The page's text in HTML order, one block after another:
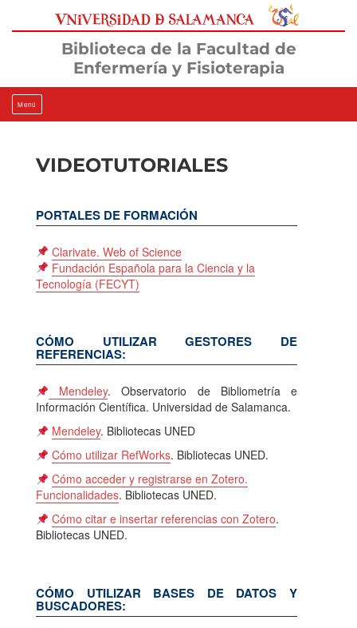
Biblioteca de la Facultad de
Enfermería y Fisioterapia
Menú
VIDEOTUTORIALES
PORTALES DE FORMACIÓN
Clarivate. Web of Science
Fundación Española para la Ciencia y la
Tecnología (FECYT)
CÓMO UTILIZAR GESTORES DE
REFERENCIAS:
Mendeley. Observatorio de Bibliometría e
Información Científica. Universidad de Salamanca.
Mendeley. Bibliotecas UNED
Cómo utilizar RefWorks. Bibliotecas UNED.
Cómo acceder y registrarse en Zotero.
Funcionalidades. Bibliotecas UNED.
Cómo citar e insertar referencias con Zotero.
Bibliotecas UNED.
CÓMO UTILIZAR BASES DE DATOS Y
BUSCADORES: